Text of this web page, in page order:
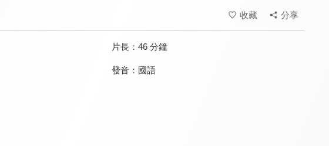
收藏 分享
片長：46 分鐘
發音： 國語